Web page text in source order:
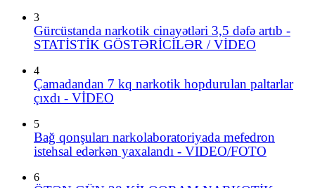
3
Gürcüstanda narkotik cinayətləri 3,5 dəfə artıb -
STATİSTİK GÖSTƏRİCİLƏR / VİDEO
4
Çamadandan 7 kq narkotik hopdurulan paltarlar
çıxdı - VİDEO
5
Bağ qonşuları narkolaboratoriyada mefedron
istehsal edərkən yaxalandı - VIDEO/FOTO
6